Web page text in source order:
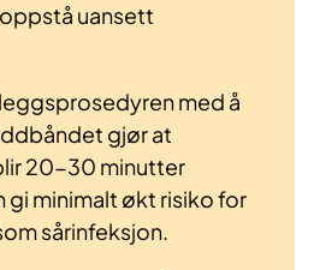
uansett
med å
gjør at
20-30 minutter
gi minimalt økt risiko for
sårinfeksjon.